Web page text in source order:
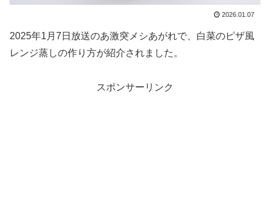
2026.01.07
2025年1月7日放送のあ激突メシあがれで、白菜のピザ風
レンジ蒸しの作り方が紹介されました。
スポンサーリンク